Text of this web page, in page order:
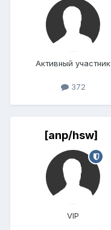
Активный участник
372
[anp/hsw]
VIP